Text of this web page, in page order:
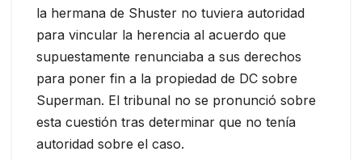
la hermana de Shuster no tuviera autoridad
para vincular la herencia al acuerdo que
supuestamente renunciaba a sus derechos
para poner fin a la propiedad de DC sobre
Superman. El tribunal no se pronunció sobre
esta cuestión tras determinar que no tenía
autoridad sobre el caso.